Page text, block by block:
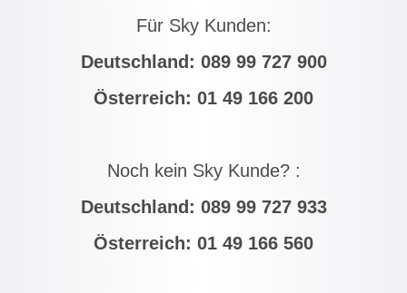
Für Sky Kunden:
Deutschland: 089 99 727 900
Österreich: 01 49 166 200
Noch kein Sky Kunde? :
Deutschland: 089 99 727 933
Österreich: 01 49 166 560